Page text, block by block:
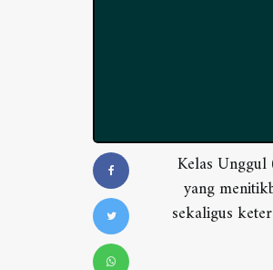
Kelas Unggul
yang
sekaligus